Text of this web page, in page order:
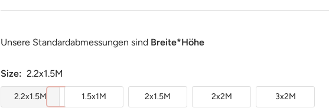
Unsere Standardabmessungen sind Breite*Höhe
Size: 2.2x1.5M
2.2x1.5M 1.5x1M 2x1.5M 2x2M 3x2M